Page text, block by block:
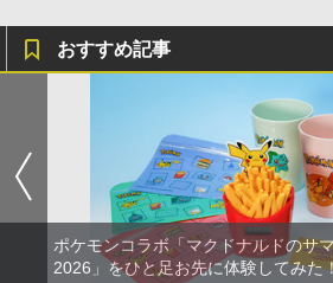
おすすめ記事
ポケモンコラボ「マクドナルドのサ
2026」をひと足お先に体験してみた